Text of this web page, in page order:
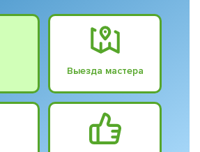
Выезда мастера